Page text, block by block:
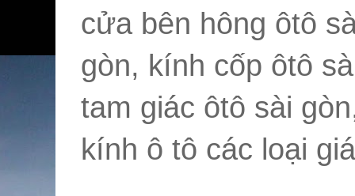
cửa bên hông ôtô
gòn, kính cốp ôtô
tam giác ôtô sài
kính ô tô các loại